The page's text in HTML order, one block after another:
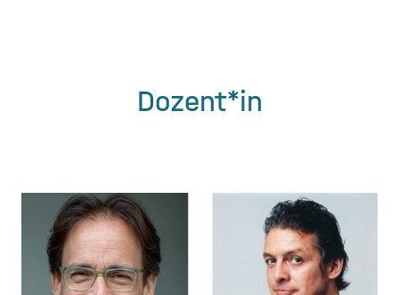
Dozent*in